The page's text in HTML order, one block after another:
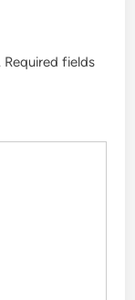
Required fields